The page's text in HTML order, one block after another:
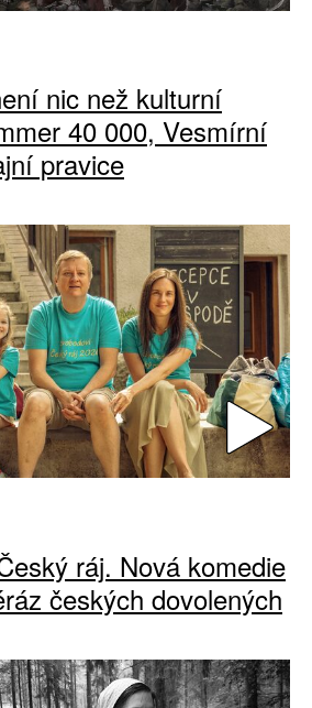
nic než kulturní
40 000, Vesmírní
pravice
ráj. Nová komedie
českých dovolených